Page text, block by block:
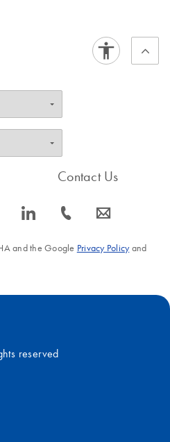
icon_0066_linkedin-s
Contact Us
icon_0072_phone-s icon_0063_envelope-s
and the Google Privacy Policyand
reserved